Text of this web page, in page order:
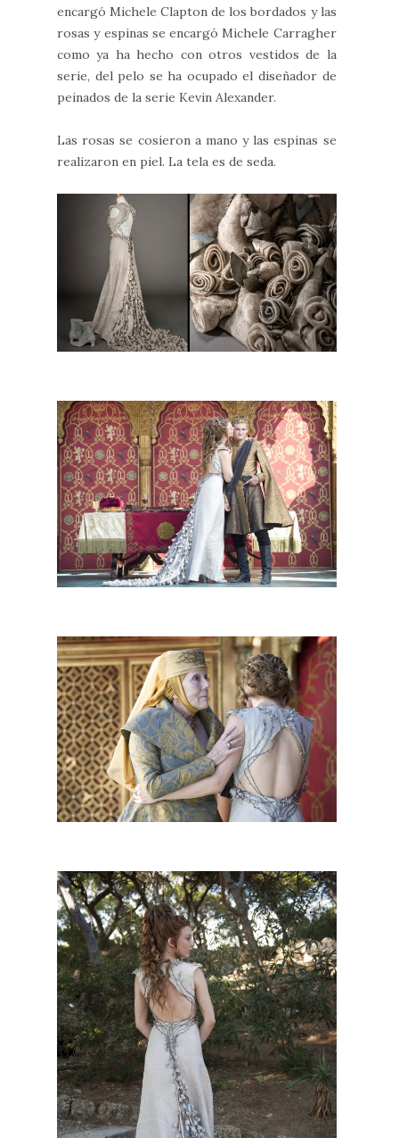
encargó Michele Clapton de los bordados y las
rosas y espinas se encargó Michele Carragher
como ya ha hecho con otros vestidos de la
serie, del pelo se ha ocupado el diseñador de
peinados de la serie Kevin Alexander.
Las rosas se cosieron a mano y las espinas se
realizaron en piel. La tela es de seda.